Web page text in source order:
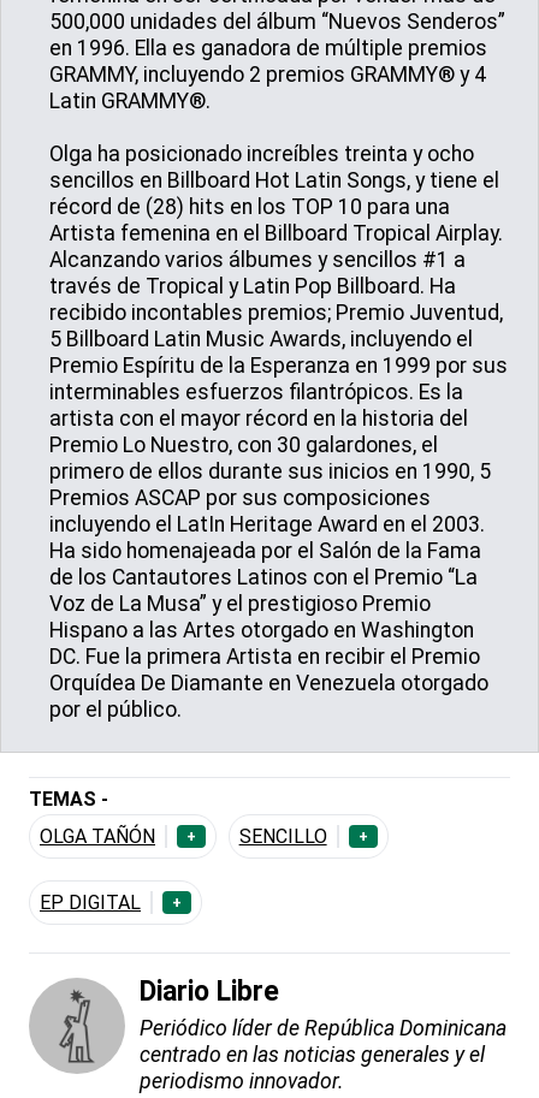
500,000 unidades del álbum “Nuevos Senderos”
en 1996. Ella es ganadora de múltiple premios
GRAMMY, incluyendo 2 premios GRAMMY® y 4
Latin GRAMMY®.
Olga ha posicionado increíbles treinta y ocho
sencillos en Billboard Hot Latin Songs, y tiene el
récord de (28) hits en los TOP 10 para una
Artista femenina en el Billboard Tropical Airplay.
Alcanzando varios álbumes y sencillos #1 a
través de Tropical y Latin Pop Billboard. Ha
recibido incontables premios; Premio Juventud,
5 Billboard Latin Music Awards, incluyendo el
Premio Espíritu de la Esperanza en 1999 por sus
interminables esfuerzos filantrópicos. Es la
artista con el mayor récord en la historia del
Premio Lo Nuestro, con 30 galardones, el
primero de ellos durante sus inicios en 1990, 5
Premios ASCAP por sus composiciones
incluyendo el LatIn Heritage Award en el 2003.
Ha sido homenajeada por el Salón de la Fama
de los Cantautores Latinos con el Premio “La
Voz de La Musa” y el prestigioso Premio
Hispano a las Artes otorgado en Washington
DC. Fue la primera Artista en recibir el Premio
Orquídea De Diamante en Venezuela otorgado
por el público.
TEMAS -
OLGA TAÑÓN
+ SENCILLO +
EP DIGITAL +
Diario Libre
Periódico líder de República Dominicana
centrado en las noticias generales y el
periodismo innovador.